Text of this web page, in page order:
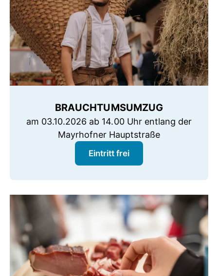
BRAUCHTUMSUMZUG
am 03.10.2026 ab 14.00 Uhr entlang der
Mayrhofner Hauptstraße
Eintritt frei